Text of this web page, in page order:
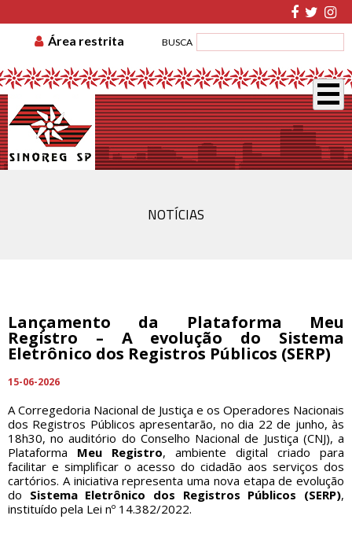
TABELA DE CUSTAS ASSOCIE-SE
GUIA DE
BUSCA
Área restrita
NOTÍCIAS
Lançamento da Plataforma Meu
Registro – A evolução do Sistema
Eletrônico dos Registros Públicos (SERP)
15-06-2026
A Corregedoria Nacional de Justiça e os Operadores Nacionais
dos Registros Públicos apresentarão, no dia 22 de junho, às
18h30, no auditório do Conselho Nacional de Justiça (CNJ), a
Plataforma Meu Registro, ambiente digital criado para
facilitar e simplificar o acesso do cidadão aos serviços dos
cartórios. A iniciativa representa uma nova etapa de evolução
do Sistema Eletrônico dos Registros Públicos (SERP),
instituído pela Lei nº 14.382/2022.